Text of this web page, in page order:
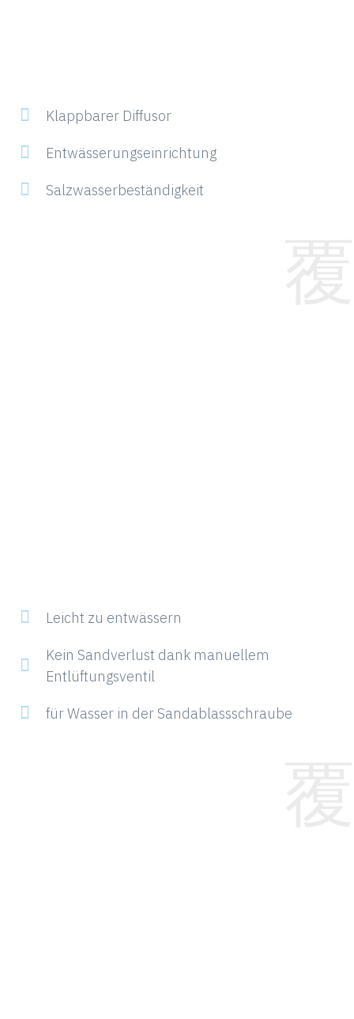
Klappbarer Diffusor
Entwässerungseinrichtung
Salzwasserbeständigkeit
Leicht zu entwässern
Kein Sandverlust dank manuellem
Entlüftungsventil
für Wasser in der Sandablassschraube